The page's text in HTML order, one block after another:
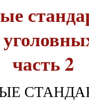
часть 2